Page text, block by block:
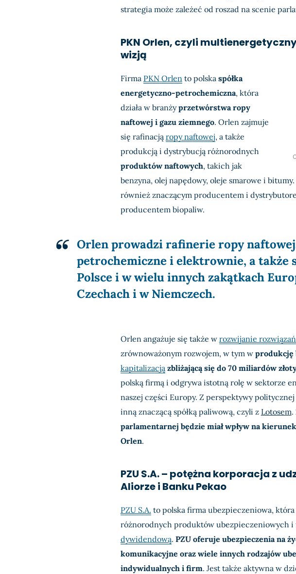
strategia może zależeć od roszad na scenie
PKN Orlen, czyli
wizją
Firma PKN Orlen to polska spółka
energetyczno-petrochemiczna, która
działa w branżyprzetwórstwa ropy
naftowej i gazu ziemnego. Orlen zajmuje
się rafinacją ropy naftowej, a także
produkcją i dystrybucją różnorodnych
produktów naftowych, takich jak
benzyna, olej napędowy, oleje smarowe i
również znaczącym producentem i
producentem biopaliw.
Orlen prowadzirafinerie ropy naftowej
petrochemiczne i elektrownie, a także
Polsce i w wielu innych zakątkach
Czechach i w Niemczech.
Orlen angażuje się także w rozwijanie
zrównoważonym rozwojem, w tym w produkcję
kapitalizacją zbliżającą się do 70 miliardów
polską firmą i odgrywa istotną rolę w sektorze
naszej części Europy. Z perspektywy
inną znaczącą spółką paliwową, czyli z Lotosem.
parlamentarnej będzie miał wpływ na
Orlen.
PZU S.A. – potężna korporacja z
Aliorze i Banku Pekao
PZU S.A. to polska firma ubezpieczeniowa,
różnorodnych produktów ubezpieczeniowych i
dywidendową. PZU oferuje ubezpieczenia na
komunikacyjne oraz wiele innych rodzajów
indywidualnych i firm. Jest także aktywna w